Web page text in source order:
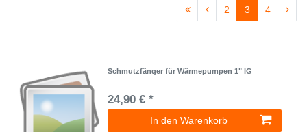
2 3 4
Schmutzfänger für Wärmepumpen 1" IG
24,90 € *
In den Warenkorb